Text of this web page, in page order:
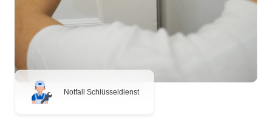
Notfall Schlüsseldienst